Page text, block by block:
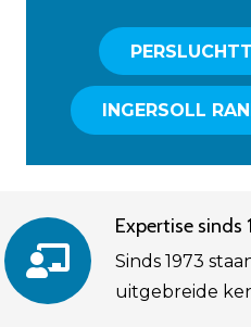
INGERSOLL
Expertise sinds
Sinds 1973
uitgebreide